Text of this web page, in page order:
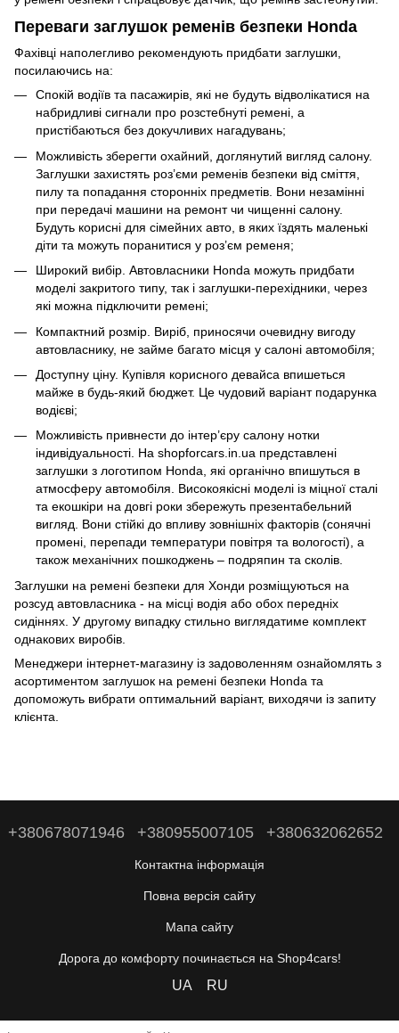
Переваги заглушок ременів безпеки Honda
Фахівці наполегливо рекомендують придбати заглушки,
посилаючись на:
Спокій водіїв та пасажирів, які не будуть відволікатися на
набридливі сигнали про розстебнуті ремені, а
пристібаються без докучливих нагадувань;
Можливість зберегти охайний, доглянутий вигляд салону.
Заглушки захистять роз’єми ременів безпеки від сміття,
пилу та попадання сторонніх предметів. Вони незамінні
при передачі машини на ремонт чи чищенні салону.
Будуть корисні для сімейних авто, в яких їздять маленькі
діти та можуть поранитися у роз’єм ременя;
Широкий вибір. Автовласники Honda можуть придбати
моделі закритого типу, так і заглушки-перехідники, через
які можна підключити ремені;
Компактний розмір. Виріб, приносячи очевидну вигоду
автовласнику, не займе багато місця у салоні автомобіля;
Доступну ціну. Купівля корисного девайса впишеться
майже в будь-який бюджет. Це чудовий варіант подарунка
водієві;
Можливість привнести до інтер’єру салону нотки
індивідуальності. На shopforcars.in.ua представлені
заглушки з логотипом Honda, які органічно впишуться в
атмосферу автомобіля. Високоякісні моделі із міцної сталі
та екошкіри на довгі роки збережуть презентабельний
вигляд. Вони стійкі до впливу зовнішніх факторів (сонячні
промені, перепади температури повітря та вологості), а
також механічних пошкоджень – подряпин та сколів.
Заглушки на ремені безпеки для Хонди розміщуються на
розсуд автовласника - на місці водія або обох передніх
сидіннях. У другому випадку стильно виглядатиме комплект
однакових виробів.
Менеджери інтернет-магазину із задоволенням ознайомлять з
асортиментом заглушок на ремені безпеки Honda та
допоможуть вибрати оптимальний варіант, виходячи із запиту
клієнта.
+380678071946 +380955007105 +380632062652
Контактна інформація
Повна версія сайту
Мапа сайту
Дорога до комфорту починається на Shop4cars!
UA RU